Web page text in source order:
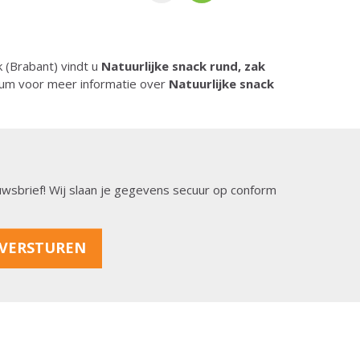
(Brabant) vindt u Natuurlijke snack rund, zak
voor meer informatie over Natuurlijke snack
Wij slaan je gegevens secuur op conform